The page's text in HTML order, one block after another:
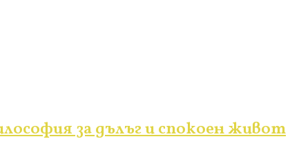
за дълъг и спокоен живот